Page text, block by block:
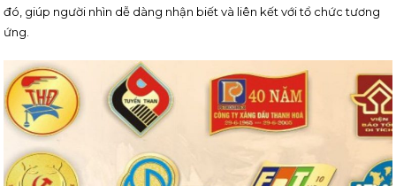
đó, giúp người nhìn dễ dàng nhận biết và liên kết với tổ chức tương
ứng.